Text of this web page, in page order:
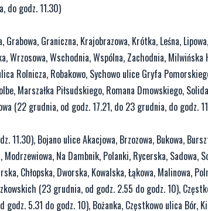
do godz. 11.30)
Graniczna, Krajobrazowa, Krótka, Leśna,
Wrzosowa, Wschodnia, Wspólna, Zachodnia,
Rolnicza, Robakowo, Sychowo ulice Gryfa
Marszałka Piłsudskiego, Romana Dmowskiego,
(22 grudnia, od godz. 17.21, do 23 grudnia, do godz.
Bojano ulice Akacjowa, Brzozowa, Bukowa,
Na Dambnik, Polanki, Rycerska, Sadowa,
Chłopska, Dworska, Kowalska, Łąkowa, Malinowa,
(23 grudnia, od godz. 2.55 do godz. 10),
5.31 do godz. 10), Bożanka, Częstkowo ulica Bór,